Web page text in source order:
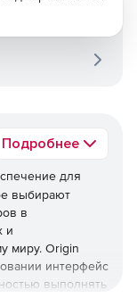
Подробнее
для
выбирают
в
и
миру. Origin
интерфейс
выполнять